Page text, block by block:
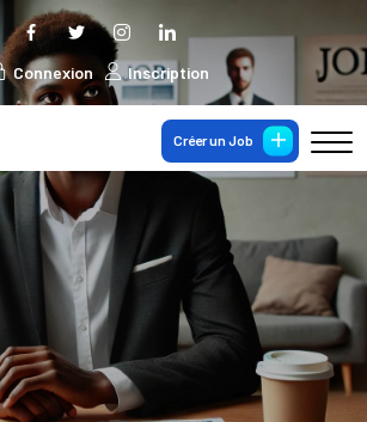
Connexion Inscription
Créer un Job